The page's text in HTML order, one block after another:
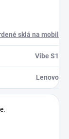
sklá na mobil
Vibe S1
Lenovo